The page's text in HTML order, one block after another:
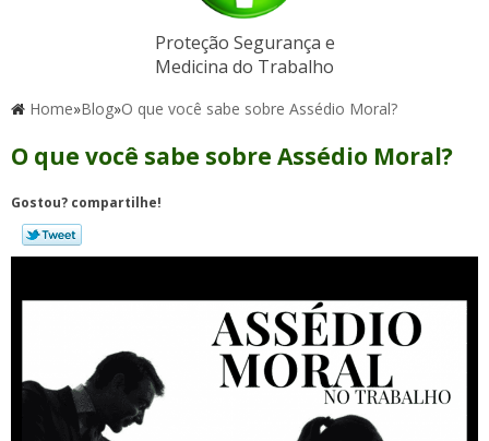
Proteção Segurança e
Medicina do Trabalho
Home»Blog»O que você sabe sobre Assédio Moral?
O que você sabe sobre Assédio Moral?
Gostou? compartilhe!